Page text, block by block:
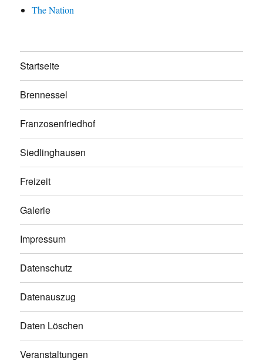
The Nation
Startseite
Brennessel
Franzosenfriedhof
Siedlinghausen
Freizeit
Galerie
Impressum
Datenschutz
Datenauszug
Daten Löschen
Veranstaltungen